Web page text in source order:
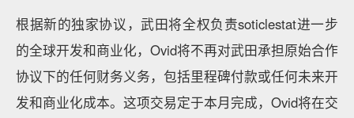
根据新的独家协议，武田将全权负责soticlestat进一步
的全球开发和商业化，Ovid将不再对武田承担原始合作
协议下的任何财务义务，包括里程碑付款或任何未来开
发和商业化成本。这项交易定于本月完成，Ovid将在交